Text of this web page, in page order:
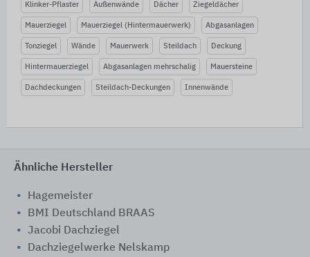
Klinker-Pflaster Außenwände Dächer Ziegeldächer
Mauerziegel Mauerziegel (Hintermauerwerk) Abgasanlagen
Tonziegel Wände Mauerwerk Steildach Deckung
Hintermauerziegel Abgasanlagen mehrschalig Mauersteine
Dachdeckungen Steildach-Deckungen Innenwände
Ähnliche Hersteller
Hagemeister
BMI Deutschland BRAAS
Jacobi Dachziegel
Dachziegelwerke Nelskamp